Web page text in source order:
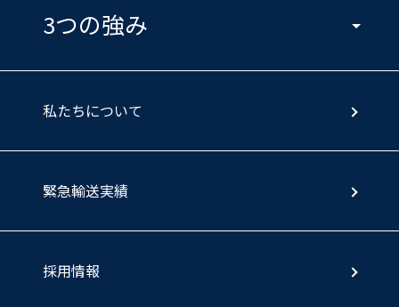
3つの強み
私たちについて
緊急輸送実績
採用情報